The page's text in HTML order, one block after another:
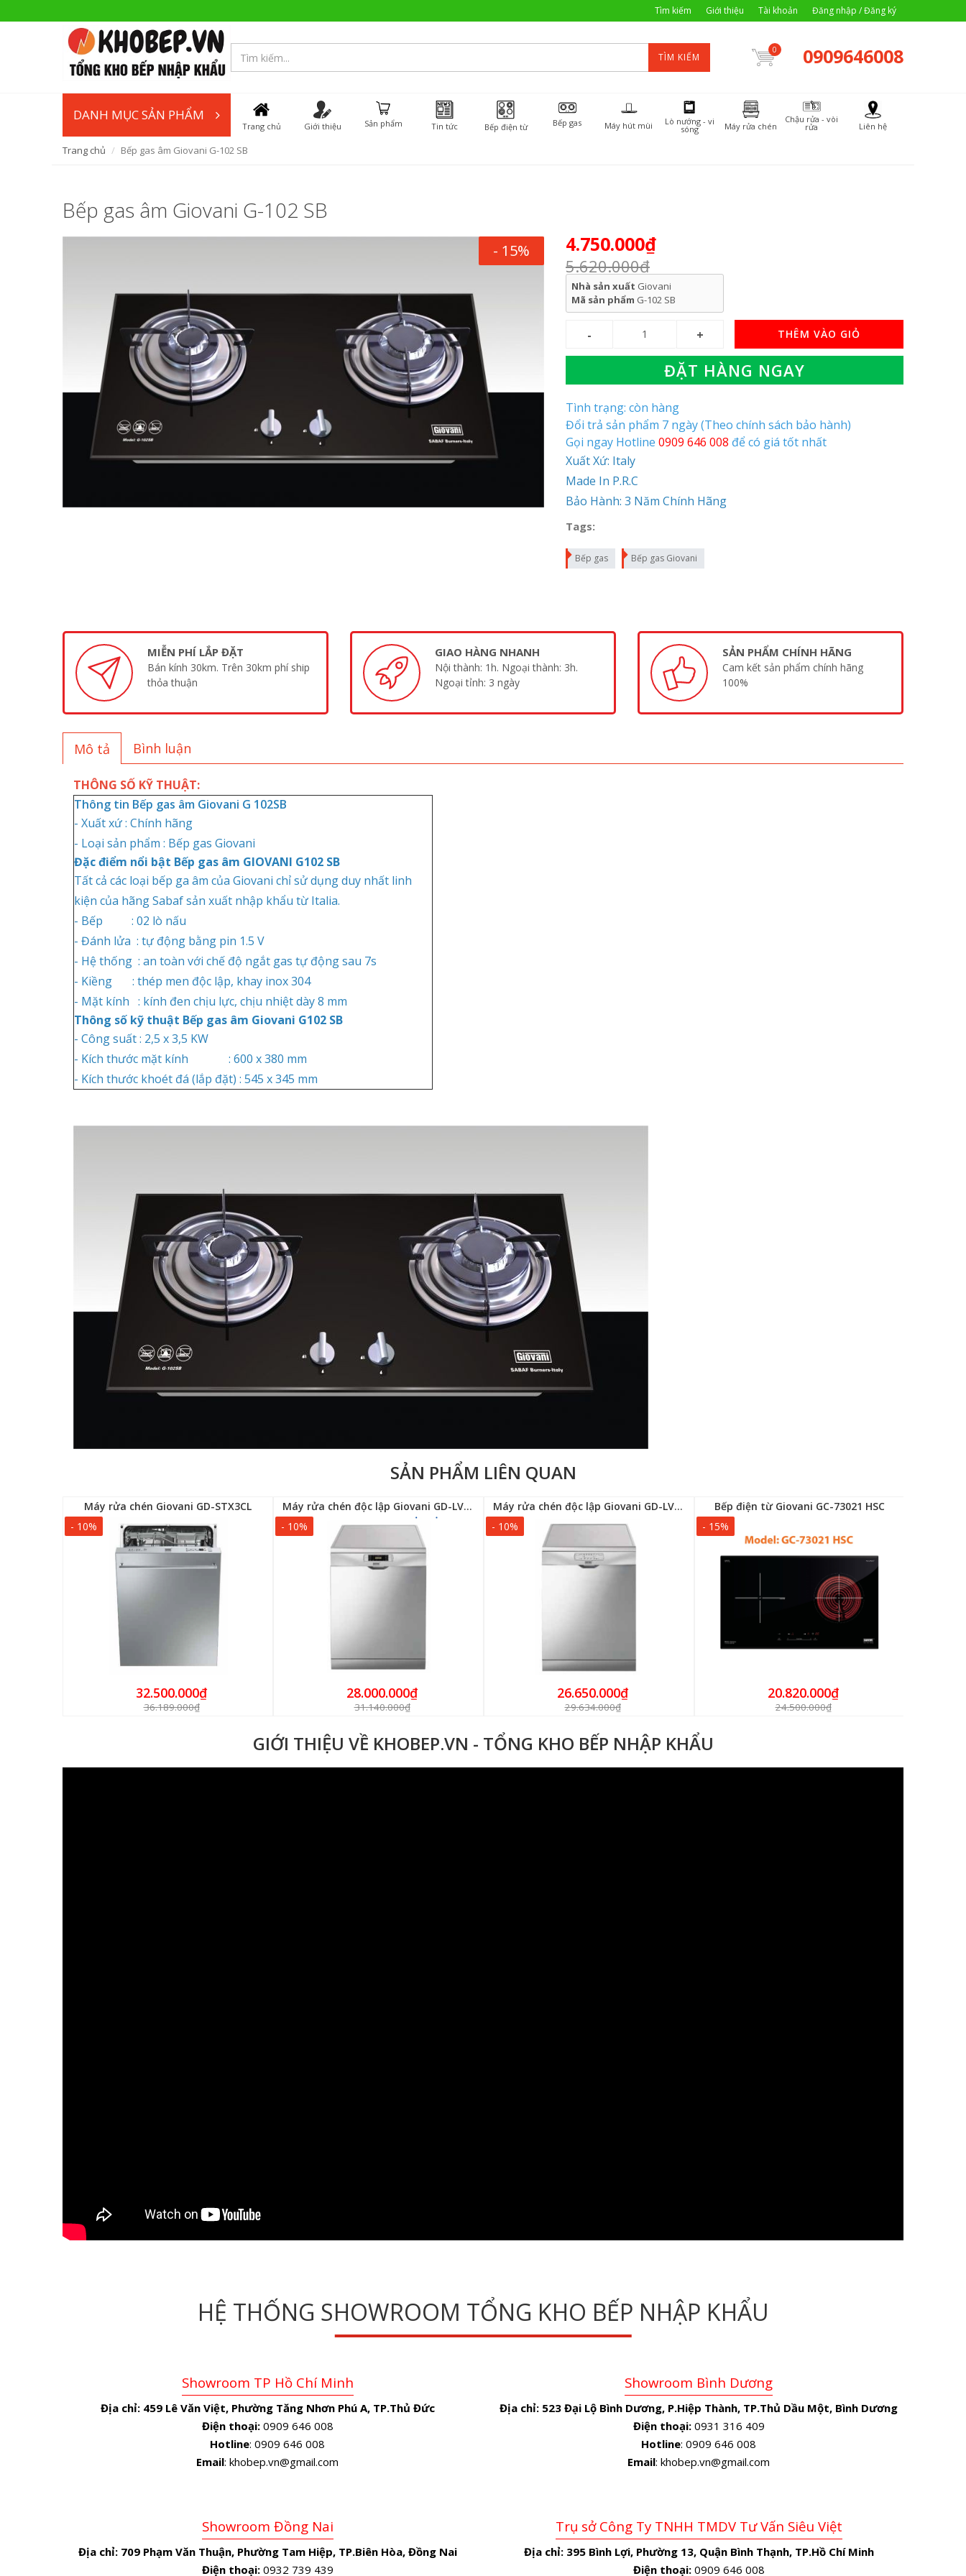
Tìm kiếm Giới thiệu Tài khoản Đăng nhập / Đăng ký
TÌM KIẾM
0 0909646008
DANH MỤC SẢN PHẨM
Trang chủ Giới thiệu Sản phẩm Tin tức Bếp điện từ Bếp gas Máy hút mùi Lò nướng - vi
sóng Máy rửa chén
Chậu rửa - vòi
rửa Liên hệ
Trang chủ Bếp gas âm Giovani G-102 SB
Bếp gas âm Giovani G-102 SB
- 15% 4.750.000₫
5.620.000₫
Nhà sản xuất Giovani
Mã sản phẩm G-102 SB
THÊM VÀO GIỎ
ĐẶT HÀNG NGAY
Tình trạng: còn hàng
Đổi trả sản phẩm 7 ngày (Theo chính sách bảo hành)
Gọi ngay Hotline 0909 646 008 để có giá tốt nhất
Xuất Xứ: Italy
Made In P.R.C
Bảo Hành: 3 Năm Chính Hãng
Tags:
Bếp gas Bếp gas Giovani
MIỄN PHÍ LẮP ĐẶT
Bán kính 30km. Trên 30km phí ship
thỏa thuận
GIAO HÀNG NHANH
Nội thành: 1h. Ngoại thành: 3h.
Ngoại tỉnh: 3 ngày
SẢN PHẨM CHÍNH HÃNG
Cam kết sản phẩm chính hãng
100%
Mô tả Bình luận
THÔNG SỐ KỸ THUẬT:
Thông tin Bếp gas âm Giovani G 102SB
- Xuất xứ : Chính hãng
- Loại sản phẩm : Bếp gas Giovani
Đặc điểm nổi bật Bếp gas âm GIOVANI G102 SB
Tất cả các loại bếp ga âm của Giovani chỉ sử dụng duy nhất linh
kiện của hãng Sabaf sản xuất nhập khẩu từ Italia.
- Bếp : 02 lò nấu
- Đánh lửa : tự động bằng pin 1.5 V
- Hệ thống : an toàn với chế độ ngắt gas tự động sau 7s
- Kiềng : thép men độc lập, khay inox 304
- Mặt kính : kính đen chịu lực, chịu nhiệt dày 8 mm
Thông số kỹ thuật Bếp gas âm Giovani G102 SB
- Công suất : 2,5 x 3,5 KW
- Kích thước mặt kính : 600 x 380 mm
- Kích thước khoét đá (lắp đặt) : 545 x 345 mm
SẢN PHẨM LIÊN QUAN
Máy rửa chén Giovani GD-STX3CL
- 10%
32.500.000₫
36.189.000₫
Máy rửa chén độc lập Giovani GD-LVS375SX
- 10%
28.000.000₫
31.140.000₫
Máy rửa chén độc lập Giovani GD-LVS337SX
- 10%
26.650.000₫
29.634.000₫
Bếp điện từ Giovani GC-73021 HSC
- 15%
20.820.000₫
24.500.000₫
GIỚI THIỆU VỀ KHOBEP.VN - TỔNG KHO BẾP NHẬP KHẨU
HỆ THỐNG SHOWROOM TỔNG KHO BẾP NHẬP KHẨU
Showroom TP Hồ Chí Minh
Địa chỉ: 459 Lê Văn Việt, Phường Tăng Nhơn Phú A, TP.Thủ Đức
Điện thoại:0909 646 008
Hotline: 0909 646 008
Email: khobep.vn@gmail.com
Showroom Bình Dương
Địa chỉ: 523 Đại Lộ Bình Dương, P.Hiệp Thành, TP.Thủ Dầu Một, Bình Dương
Điện thoại:0931 316 409
Hotline: 0909 646 008
Email: khobep.vn@gmail.com
Showroom Đồng Nai
Địa chỉ: 709 Phạm Văn Thuận, Phường Tam Hiệp, TP.Biên Hòa, Đồng Nai
Điện thoại:0932 739 439
Trụ sở Công Ty TNHH TMDV Tư Vấn Siêu Việt
Địa chỉ: 395 Bình Lợi, Phường 13, Quận Bình Thạnh, TP.Hồ Chí Minh
Điện thoại:0909 646 008